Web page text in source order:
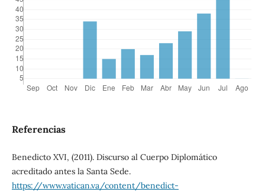
Referencias
Benedicto XVI, (2011). Discurso al Cuerpo Diplomático
acreditado antes la Santa Sede.
https://www.vatican.va/content/benedict-